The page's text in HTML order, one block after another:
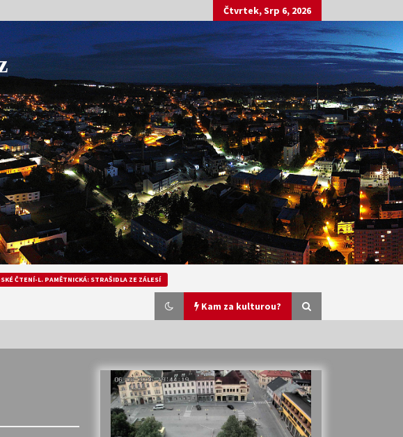
Čtvrtek, Srp 6, 2026
ČTENÍ-L. PAMĚTNICKÁ: STRAŠIDLA ZE ZÁLESÍ
Kam za kulturou?
Veselí muzikanti
30. 7. 2026